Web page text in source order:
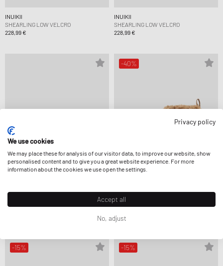
INUIKII
SHEARLING LOW VELCRO
228,99 €
INUIKII
SHEARLING LOW VELCRO
228,99 €
INUIKII
198,99 €
-40%
INUIKII
TEDDY LOW
137,99 €
228,99 €
ULTERIORMENTE RIDOTTA
-15% -15%
Privacy policy
We use cookies
We may place these for analysis of our visitor data, to improve our website, show
personalised content and to give you a great website experience. For more
information about the cookies we use open the settings.
Accept all
No, adjust